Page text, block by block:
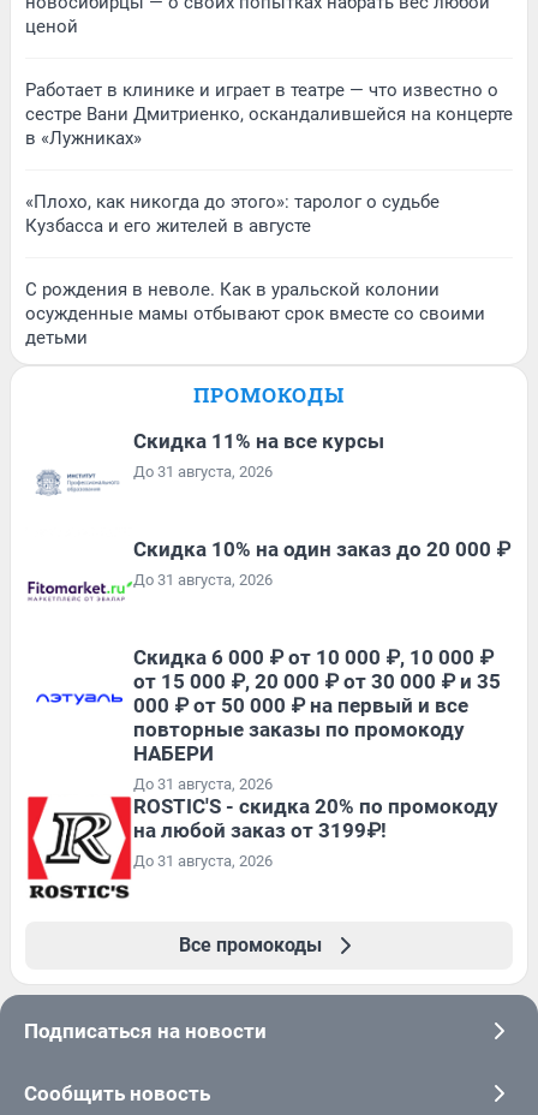
ценой
Работает в клинике и играет в театре — что известно о
сестре Вани Дмитриенко, оскандалившейся на концерте
в «Лужниках»
«Плохо, как никогда до этого»: таролог о судьбе
Кузбасса и его жителей в августе
С рождения в неволе. Как в уральской колонии
осужденные мамы отбывают срок вместе со своими
детьми
ПРОМОКОДЫ
Скидка 11% на все курсы
До 31 августа, 2026
Скидка 10% на один заказ до 20 000 ₽
До 31 августа, 2026
Скидка 6 000 ₽ от 10 000 ₽, 10 000 ₽
от 15 000 ₽, 20 000 ₽ от 30 000 ₽ и 35
000 ₽ от 50 000 ₽ на первый и все
повторные заказы по промокоду
НАБЕРИ
До 31 августа, 2026
ROSTIC'S - скидка 20% по промокоду
на любой заказ от 3199₽!
До 31 августа, 2026
Все промокоды
Подписаться на новости
Сообщить новость